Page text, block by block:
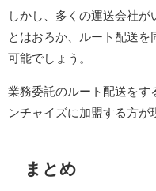
しかし、多くの運送会社が
とはおろか、ルート配送
可能でしょう。
業務委託のルート配送をす
ンチャイズに加盟する方が
まとめ